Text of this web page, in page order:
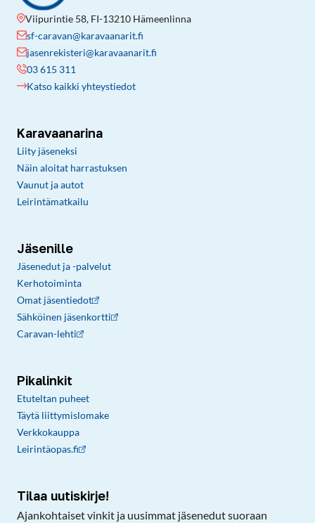
Viipurintie 58, FI-13210 Hämeenlinna
sf-caravan@karavaanarit.fi
jasenrekisteri@karavaanarit.fi
03 615 311
Katso kaikki yhteystiedot
Karavaanarina
Liity jäseneksi
Näin aloitat harrastuksen
Vaunut ja autot
Leirintämatkailu
Jäsenille
Jäsenedut ja -palvelut
Kerhotoiminta
Omat jäsentiedot
Sähköinen jäsenkortti
Caravan-lehti
Pikalinkit
Etuteltan puheet
Täytä liittymislomake
Verkkokauppa
Leirintäopas.fi
Tilaa uutiskirje!
Ajankohtaiset vinkit ja uusimmat jäsenedut suoraan